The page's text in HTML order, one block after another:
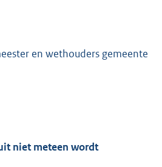
en wethouders gemeente
niet meteen wordt